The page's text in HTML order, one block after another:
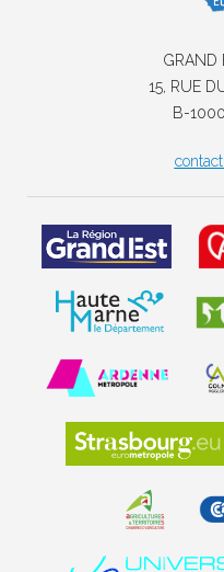
GRAND
15, RUE
B-